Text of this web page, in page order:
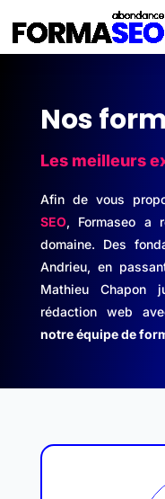
Nos
Les meilleurs
Afin de vous
SEO, Formaseo a
domaine. Des
Andrieu, en
Mathieu Chapon
rédaction web
notre équipe de